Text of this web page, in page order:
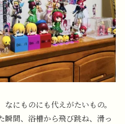
にものにも代えがたいもの。
間、浴槽から飛び跳ね、滑っ